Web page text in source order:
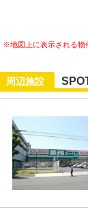
※地図上に表示される物
周辺施設